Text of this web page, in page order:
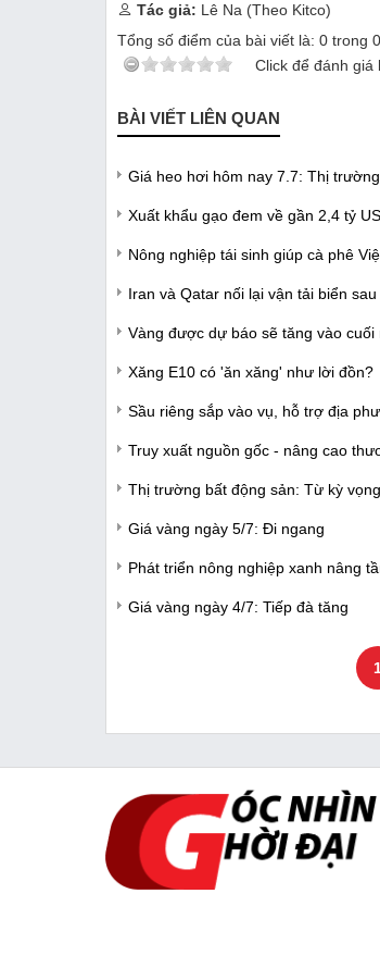
Tác giả: Lê Na (Theo Kitco)
Tổng số điểm của bài viết là: 0 trong 0
Click để đánh giá
BÀI VIẾT LIÊN QUAN
Giá heo hơi hôm nay 7.7: Thị
Xuất khẩu gạo đem về gần 2,4 tỷ
Nông nghiệp tái sinh giúp cà phê
Iran và Qatar nối lại vận tải biển
Vàng được dự báo sẽ tăng vào cuối
Xăng E10 có 'ăn xăng' như lời đồn?
Sầu riêng sắp vào vụ, hỗ trợ địa
Truy xuất nguồn gốc - nâng cao
Thị trường bất động sản: Từ kỳ
Giá vàng ngày 5/7: Đi ngang
Phát triển nông nghiệp xanh nâng
Giá vàng ngày 4/7: Tiếp đà tăng